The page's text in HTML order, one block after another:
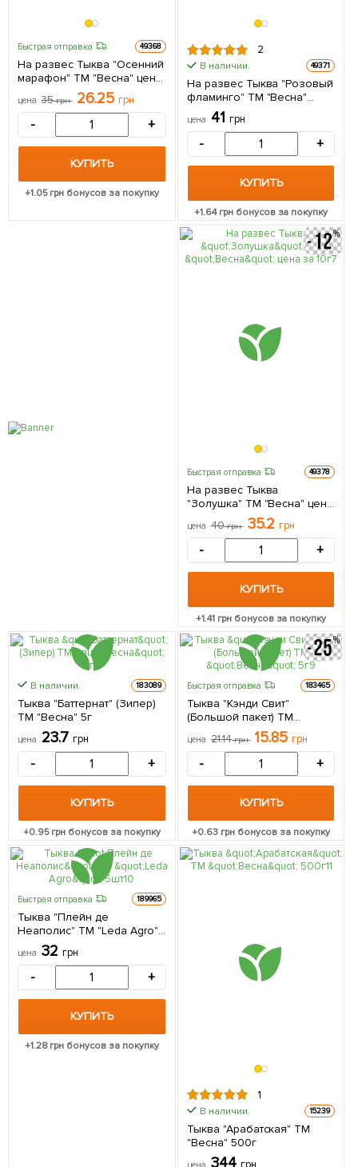
Быстрая отправка 49368
На развес Тыква "Осенний
марафон" ТМ "Весна" цена
цена 35грн 26.25 грн
- +
КУПИТЬ
+1.05грн бонусов за покупку
2
В наличии. 49371
На развес Тыква "Розовый
фламинго" ТМ "Весна"
цена за 10г
цена 41 грн
- +
КУПИТЬ
+1.64грн бонусов за покупку
Быстрая отправка 49378
На развес Тыква
"Золушка" ТМ "Весна" цена
цена 40грн 35.2 грн
- +
КУПИТЬ
+1.41грн бонусов за покупку
В наличии. 183089
Тыква "Баттернат" (Зипер)
ТМ "Весна" 5г
цена 23.7 грн
- +
КУПИТЬ
+0.95грн бонусов за покупку
Быстрая отправка 183465
Тыква "Кэнди Свит"
(Большой пакет) ТМ
цена 21.14грн 15.85 грн
- +
КУПИТЬ
+0.63 грн бонусов за покупку
Быстрая отправка 189965
Тыква "Плейн де
Неаполис" ТМ "Leda Agro"
цена 32 грн
- +
КУПИТЬ
+1.28грн бонусов за покупку
1
В наличии. 15239
Тыква "Арабатская" ТМ
"Весна" 500г
цена 344 грн